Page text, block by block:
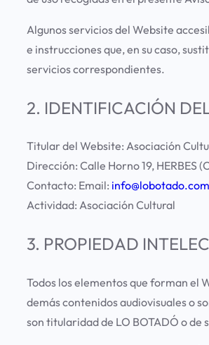
Algunos servicios del Website
e instrucciones que, en su caso,
servicios correspondientes.
2. IDENTIFICACIÓN
Titular del Website: Asociación
Dirección: Calle Horno 19, HERBES
Contacto: Email: info@lobotado.com
Actividad: Asociación Cultural
3. PROPIEDAD
Todos los elementos que forman el
demás contenidos audiovisuales o
son titularidad de LO BOTADÓ o